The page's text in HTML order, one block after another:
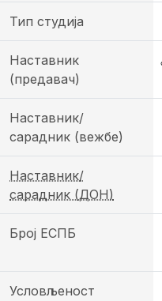
Тип студија
Наставник
(предавач)
Наставник/
сарадник (вежбе)
Наставник/
сарадник (ДОН)
Број ЕСПБ
Условљеност